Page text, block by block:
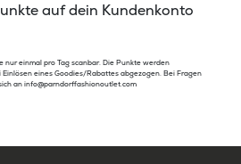
auf dein Kundenkonto
nur einmal pro Tag scanbar. Die Punkte werden
eines Goodies/Rabattes abgezogen. Bei Fragen
an info@parndorffashionoutlet.com